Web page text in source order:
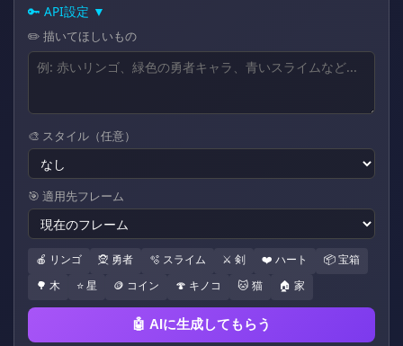
🔑 API設定 ▼
✏️ 描いてほしいもの
🎨 スタイル（任意）
🎯 適用先フレーム
🍎 リンゴ 🧝 勇者 🫧 スライム ⚔️ 剣 ❤️ ハート
📦 宝箱
🌳 木
⭐ 星 🪙 コイン 🍄 キノコ 🐱 猫 🏠 家
🤖 AIに生成してもらう